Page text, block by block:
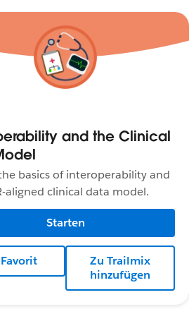
and the Clinical
basics of interoperability and
aligned clinical data model.
Starten
Favorit
Zu Trailmix
hinzufügen